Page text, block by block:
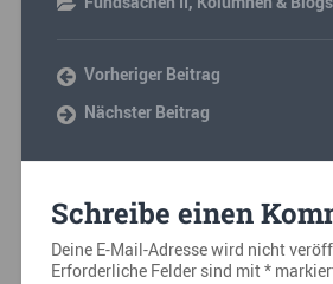
Vorheriger Beitrag
Nächster Beitrag
Schreibe einen
Deine E-Mail-Adresse wird nicht
Erforderliche Felder sind mit*